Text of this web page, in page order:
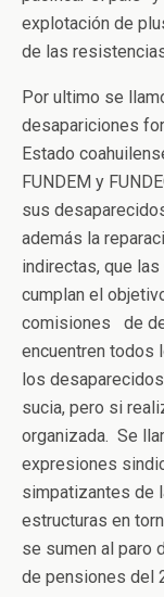
explotación de
de las
Por ultimo se
desapariciones
Estado
FUNDEM y
sus
además la
indirectas, que
cumplan el
comisiones de
encuentren todos
los
sucia, pero si
organizada. Se
expresiones
simpatizantes de
estructuras en
se sumen al paro
de pensiones del